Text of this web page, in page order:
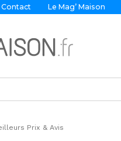
Contact Le Mag’ Maison
Prix & Avis